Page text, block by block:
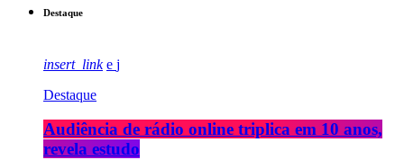
Destaque
insert_link
Destaque
Audiência de rádio online triplica em 10 anos,
revela estudo